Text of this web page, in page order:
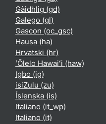
Gàidhlig ‎(gd)‎
Galego ‎(gl)‎
Gascon ‎(oc_gsc)‎
Hausa ‎(ha)‎
Hrvatski ‎(hr)‎
ʻŌlelo Hawaiʻi ‎(haw)‎
Igbo ‎(ig)‎
isiZulu ‎(zu)‎
Íslenska ‎(is)‎
Italiano ‎(it_wp)‎
Italiano ‎(it)‎